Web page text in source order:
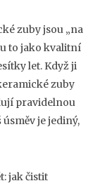
zuby jsou „na
to jako kvalitní
let. Když ji
zuby
pravidelnou
je jediný,
jak čistit